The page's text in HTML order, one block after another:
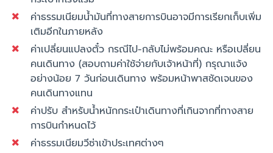
ค่าธรรมเนียมน้ำมันที่ทางสายการบินอาจมีการเรียกเก็บเพิ่ม
เติมอีกในภายหลัง
ค่าเปลี่ยนแปลงตั๋ว กรณีไป-กลับไม่พร้อมคณะ หรือเปลี่ยน
คนเดินทาง (สอบถามค่าใช้จ่ายกับเจ้าหน้าที่) กรุณาแจ้ง
อย่างน้อย 7 วันก่อนเดินทาง พร้อมหน้าพาสชัดเจนของ
คนเดินทางแทน
ค่าปรับ สำหรับน้ำหนักกระเป๋าเดินทางที่เกินจากที่ทางสาย
การบินกำหนดไว้
ค่าธรรมเนียมวีซ่าเข้าประเทศต่างๆ